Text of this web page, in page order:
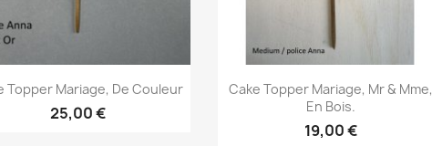
Aperçu rapide
Topper Mariage, De Couleur
25,00 €
Aperçu rapide
Cake Topper Mariage, Mr & Mme,
En Bois.
19,00 €